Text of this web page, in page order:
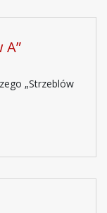
A”
„Strzeblów